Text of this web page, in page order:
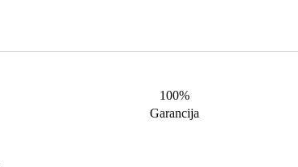
100%
Garancija